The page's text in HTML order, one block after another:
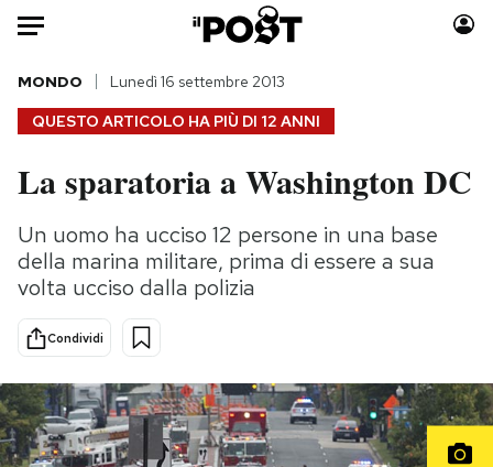
Auto
HOME
Italia
Politica
Tecnologia
Scienza
Economia
Sport
Moda
Consumismi
Altrecose
Mondiali calcio 2026
QUESTO ARTICOLO HA PIÙ DI 12 ANNI
MONDO Lunedì 16 settembre 2013
La sparatoria a Washington DC
Un uomo ha ucciso 12 persone in una base
della marina militare, prima di essere a sua
volta ucciso dalla polizia
Condividi